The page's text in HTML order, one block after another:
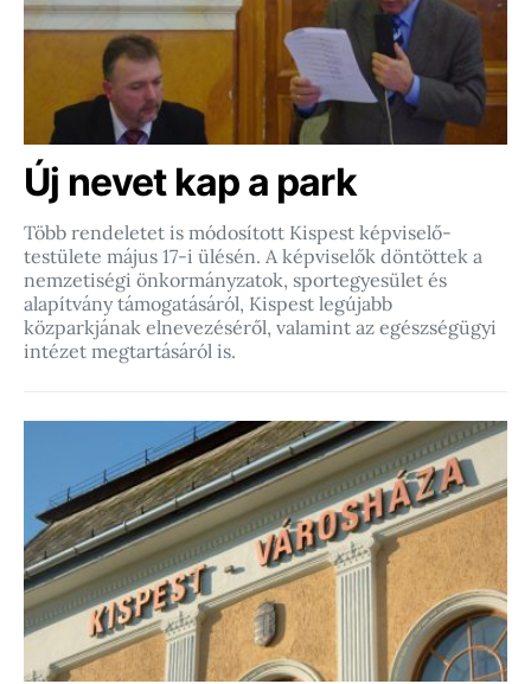
Új nevet kap a park
Több rendeletet is módosított Kispest képviselő-
testülete május 17-i ülésén. A képviselők döntöttek a
nemzetiségi önkormányzatok, sportegyesület és
alapítvány támogatásáról, Kispest legújabb
közparkjának elnevezéséről, valamint az egészségügyi
intézet megtartásáról is.